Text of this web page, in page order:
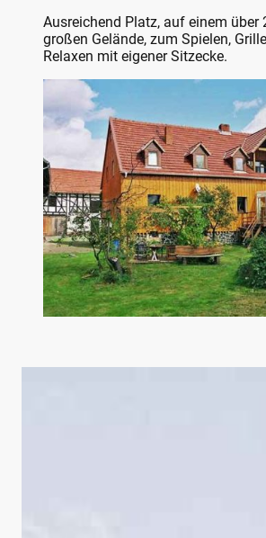
Ausreichend Platz, auf einem über
großen Gelände, zum Spielen,
Relaxen mit eigener Sitzecke.